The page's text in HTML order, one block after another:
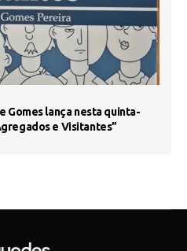
Gomes lança nesta quinta-
e Visitantes”